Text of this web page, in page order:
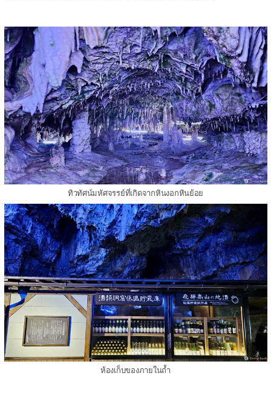
ทิวทัศน์มหัศจรรย์ที่เกิดจากหินงอกหินย้อย
ห้องเก็บของภายในถ้ำ